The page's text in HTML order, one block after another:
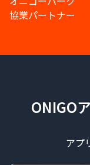
協業パートナー
ONIGO
アプ